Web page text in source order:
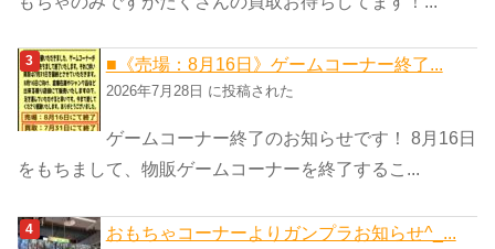
■《売場：8月16日》ゲームコーナー終了...
2026年7月28日 に投稿された
ゲームコーナー終了のお知らせです！ 8月16日
をもちまして、物販ゲームコーナーを終了するこ...
おもちゃコーナーよりガンプラお知らせ^_...